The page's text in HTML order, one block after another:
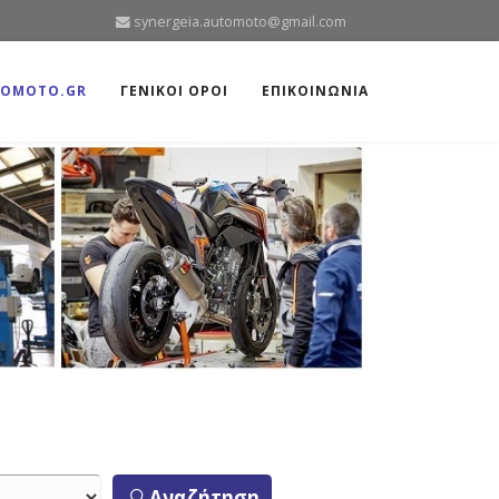
synergeia.automoto@gmail.com
ΓΕΝΙΚΟΙ ΟΡΟΙ ΕΠΙΚΟΙΝΩΝΙΑ